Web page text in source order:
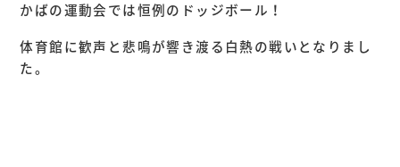
かばの運動会では恒例のドッジボール！
体育館に歓声と悲鳴が響き渡る白熱の戦いとなりまし
た。